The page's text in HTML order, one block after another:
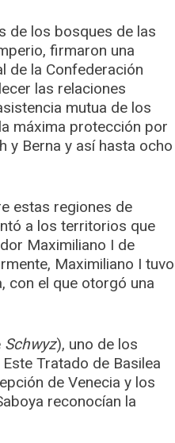
de los bosques de las
firmaron una
de la Confederación
las relaciones
mutua de los
máxima protección por
y Berna y así hasta ocho
estas regiones de
a los territorios que
Maximiliano I de
Maximiliano I tuvo
con el que otorgó una
Schwyz), uno de los
Tratado de Basilea
de Venecia y los
reconocían la